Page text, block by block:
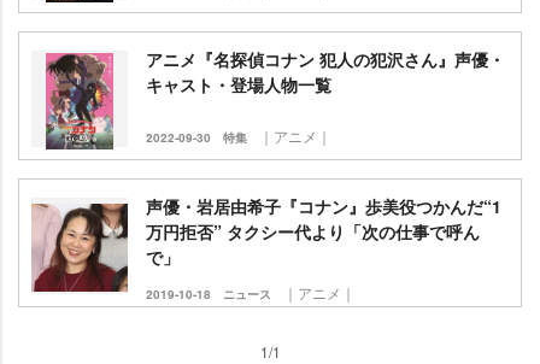
アニメ『名探偵コナン 犯人の犯沢さん』声優・
キャスト・登場人物一覧
2022-09-30 特集 ｜アニメ｜
声優・岩居由希子『コナン』歩美役つかんだ“1
万円拒否” タクシー代より「次の仕事で呼ん
で」
2019-10-18 ニュース ｜アニメ｜
1/1